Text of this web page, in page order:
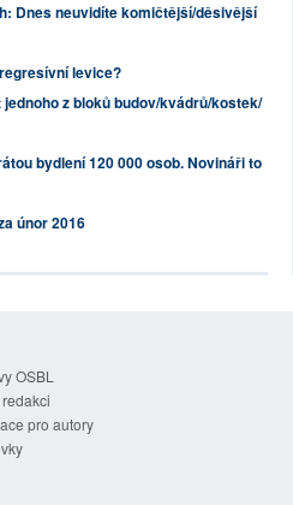
Dnes neuvidíte komičtější/děsivější
levice?
jednoho z bloků budov/kvádrů/kostek/
bydlení 120 000 osob. Novináři to
únor 2016
OSBL
pro autory